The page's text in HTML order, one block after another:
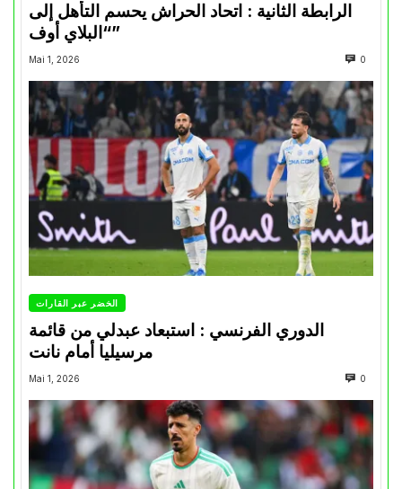
الرابطة الثانية : اتحاد الحراش يحسم التأهل إلى
“البلاي أوف”
Mai 1, 2026 0
الخضر عبر القارات
الدوري الفرنسي : استبعاد عبدلي من قائمة
مرسيليا أمام نانت
Mai 1, 2026 0